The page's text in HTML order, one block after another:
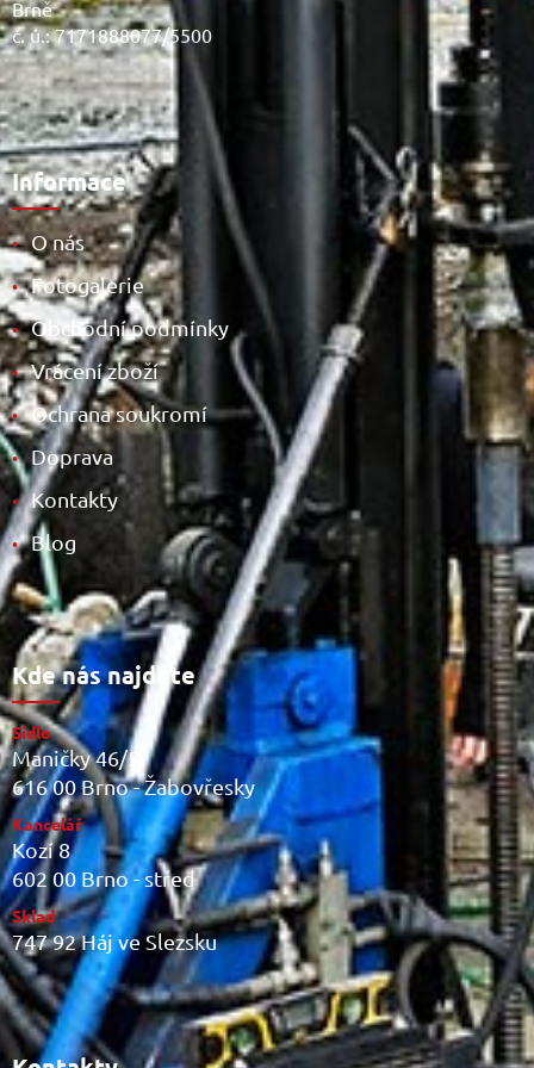
Brně
č. ú.: 7171888077/5500
Informace
• O nás
• Fotogalerie
• Obchodní podmínky
• Vrácení zboží
• Ochrana soukromí
• Doprava
• Kontakty
• Blog
Kde nás najdete
Sídlo
Maničky 46/5
616 00 Brno - Žabovřesky
Kancelář
Kozí 8
602 00 Brno - střed
Sklad
747 92 Háj ve Slezsku